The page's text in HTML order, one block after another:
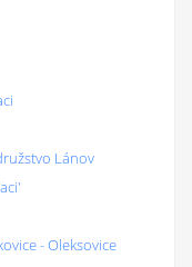
Lánov
- Oleksovice